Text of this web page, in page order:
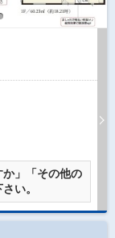
か」「その他の
い。